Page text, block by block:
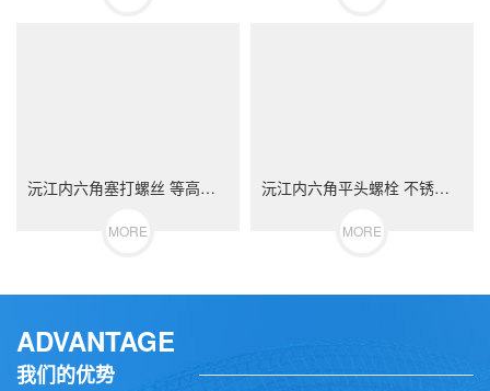
沅江内六角塞打螺丝 等高限位螺栓 不锈钢（304/316）碳钢 合金钢
MORE
沅江内六角平头螺栓 不锈钢（304/316）碳钢 合金钢
MORE
ADVANTAGE
我们的优势